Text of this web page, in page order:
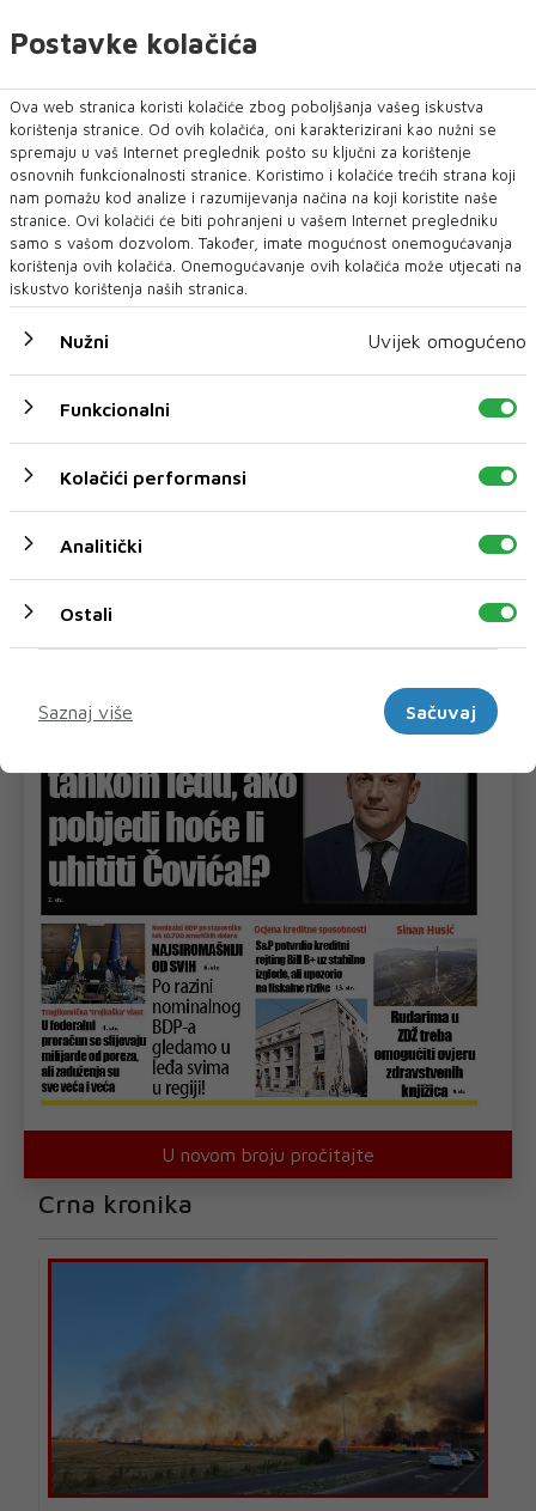
Otkriće naučnika iz Austrije: Neretva u
gornjem toku promijenila boju, traži se
nezavisna istraga
u gornjem toku! Objavili su ...
U novom broju pročitajte
Crna kronika
Postavke kolačića
Ova web stranica koristi kolačiće zbog poboljšanja vašeg iskustva
korištenja stranice. Od ovih kolačića, oni karakterizirani kao nužni se
spremaju u vaš Internet preglednik pošto su ključni za korištenje
osnovnih funkcionalnosti stranice. Koristimo i kolačiće trećih strana koji
nam pomažu kod analize i razumijevanja načina na koji koristite naše
stranice. Ovi kolačići će biti pohranjeni u vašem Internet pregledniku
samo s vašom dozvolom. Također, imate mogućnost onemogućavanja
korištenja ovih kolačića. Onemogućavanje ovih kolačića može utjecati na
iskustvo korištenja naših stranica.
Nužni Uvijek omogućeno
Funkcionalni
Kolačići performansi
Analitički
Ostali
Saznaj više
Sačuvaj